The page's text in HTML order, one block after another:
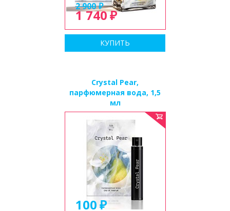
2 900
1 740
КУПИТЬ
Crystal Pear,
парфюмерная вода, 1,5
мл
100